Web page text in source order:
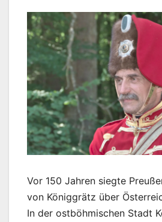
Vor 150 Jahren siegte
von Königgrätz über
In der ostböhmischen Stadt